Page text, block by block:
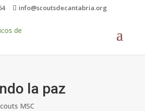
info@scoutsdecantabria.org
la paz
MSC